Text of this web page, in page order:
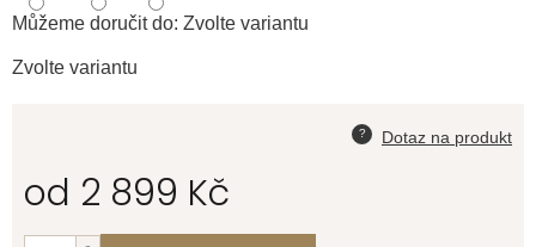
Zvolte variantu
Můžeme doručit do: Zvolte variantu
od 2 899 Kč